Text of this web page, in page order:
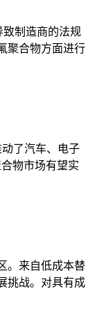
致制造商的法规
聚合物方面进行
了汽车、电子
物市场有望实
。来自低成本替
挑战。对具有成